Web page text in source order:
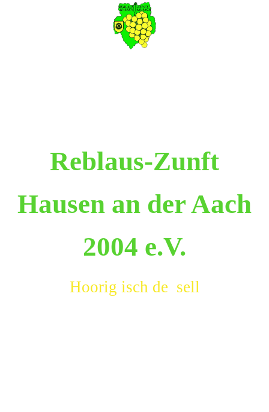
Reblaus-Zunft
Hausen an der Aach
2004 e.V.
Hoorig isch de sell